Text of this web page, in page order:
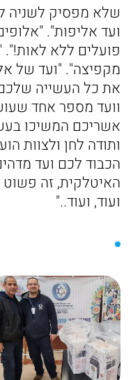
שלא מפסיק לשניה
ועד אליפות".
פועלים ללא
מקפיצה". "ועד של
את כל העשייה
וועד מספר אחד
אשריכם המשיכו
ותודה לחן ולצוות
הכבוד לכם ועד
האיטלקית, זה פשוט
ועוד, ועוד.."